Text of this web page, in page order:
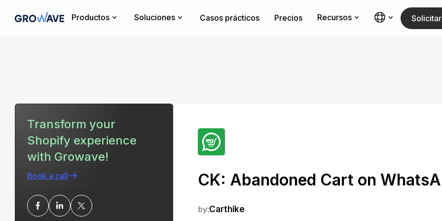
Productos Soluciones Casos prácticos Precios Recursos
Transform your
Shopify experience
with Growave!
Book a call CK: Abandoned Cart on
by:Carthike